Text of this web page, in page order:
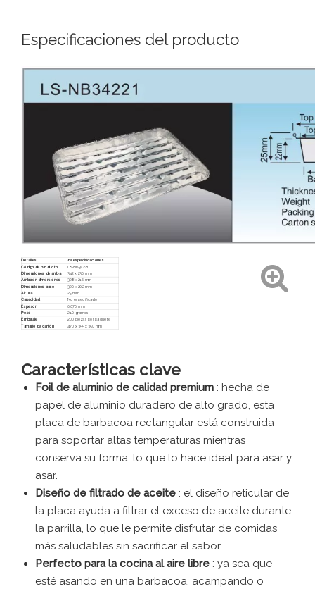
Especificaciones del producto
Detalles
de especificaciones
Código de producto
LS-NB34221
Dimensiones de arriba
342 x 230 mm
Arriba en dimensiones
328 x 216 mm
Dimensiones base
320 x 202 mm
Altura
25 mm
Capacidad No especificado
Espesor
0.070 mm
Peso
21.0 gramos
Embalaje
200 piezas por paquete
Tamaño de cartón
470 x 355 x 350 mm
Características clave
Foil de aluminio de calidad premium : hecha de
papel de aluminio duradero de alto grado, esta
placa de barbacoa rectangular está construida
para soportar altas temperaturas mientras
conserva su forma, lo que lo hace ideal para asar y
asar.
Diseño de filtrado de aceite : el diseño reticular de
la placa ayuda a filtrar el exceso de aceite durante
la parrilla, lo que le permite disfrutar de comidas
más saludables sin sacrificar el sabor.
Perfecto para la cocina al aire libre : ya sea que
esté asando en una barbacoa, acampando o